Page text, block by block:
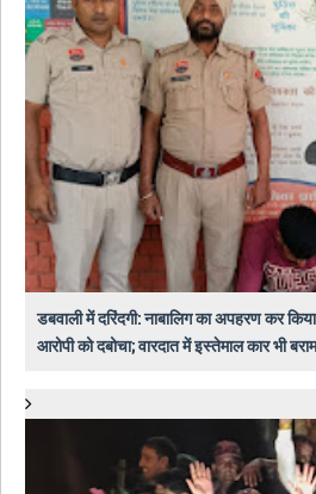
डबवाली में दरिंदगी: नाबालिग का अपहरण कर
आरोपी को दबोचा; वारदात में इस्तेमाल कार भी